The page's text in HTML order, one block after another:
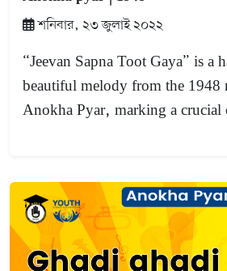
শনিবার, ২৩ জুলাই ২০২২
“Jeevan Sapna Toot Gaya” is a
beautiful melody from the 1948
Anokha Pyar, marking a